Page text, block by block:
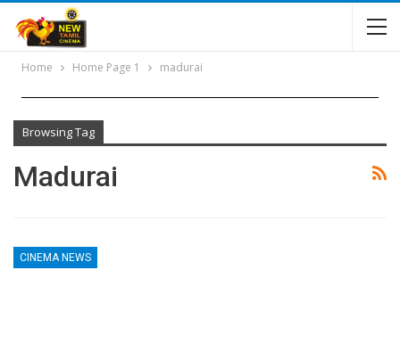
Home Home Page 1 madurai
Browsing Tag
Madurai
CINEMA NEWS